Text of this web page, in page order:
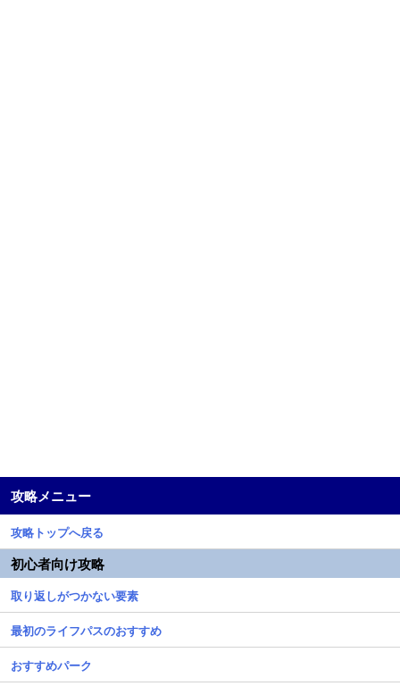
攻略メニュー
攻略トップへ戻る
初心者向け攻略
取り返しがつかない要素
最初のライフパスのおすすめ
おすすめパーク